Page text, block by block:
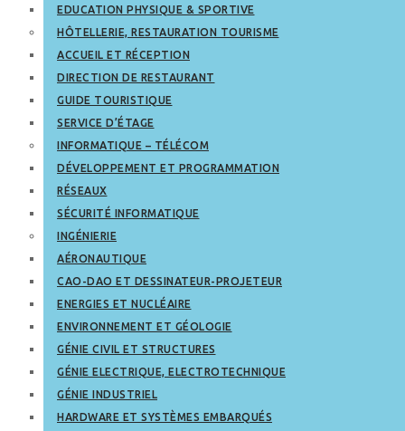
EDUCATION PHYSIQUE & SPORTIVE
HÔTELLERIE, RESTAURATION TOURISME
ACCUEIL ET RÉCEPTION
DIRECTION DE RESTAURANT
GUIDE TOURISTIQUE
SERVICE D’ÉTAGE
INFORMATIQUE – TÉLÉCOM
DÉVELOPPEMENT ET PROGRAMMATION
RÉSEAUX
SÉCURITÉ INFORMATIQUE
INGÉNIERIE
AÉRONAUTIQUE
CAO-DAO ET DESSINATEUR-PROJETEUR
ENERGIES ET NUCLÉAIRE
ENVIRONNEMENT ET GÉOLOGIE
GÉNIE CIVIL ET STRUCTURES
GÉNIE ELECTRIQUE, ELECTROTECHNIQUE
GÉNIE INDUSTRIEL
HARDWARE ET SYSTÈMES EMBARQUÉS